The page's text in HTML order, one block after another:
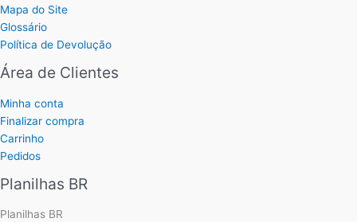
Mapa do Site
Glossário
Política de Devolução
Área de Clientes
Minha conta
Finalizar compra
Carrinho
Pedidos
Planilhas BR
Planilhas BR